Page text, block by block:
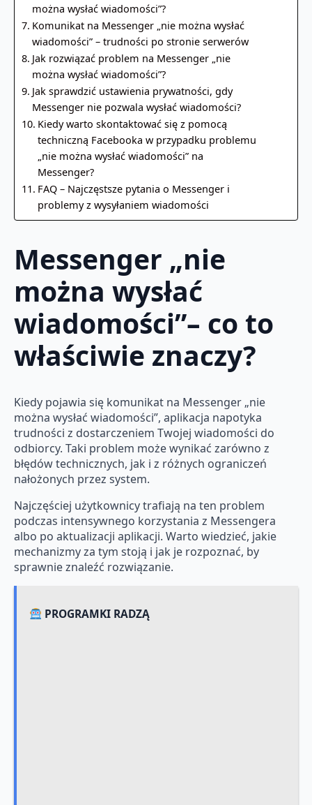
można wysłać wiadomości”?
Komunikat na Messenger „nie można wysłać
wiadomości” – trudności po stronie serwerów
Jak rozwiązać problem na Messenger „nie
można wysłać wiadomości”?
Jak sprawdzić ustawienia prywatności, gdy
Messenger nie pozwala wysłać wiadomości?
Kiedy warto skontaktować się z pomocą
techniczną Facebooka w przypadku problemu
„nie można wysłać wiadomości” na
Messenger?
FAQ – Najczęstsze pytania o Messenger i
problemy z wysyłaniem wiadomości
Messenger „nie
można wysłać
wiadomości”– co to
właściwie znaczy?
Kiedy pojawia się komunikat na Messenger „nie
można wysłać wiadomości”, aplikacja napotyka
trudności z dostarczeniem Twojej wiadomości do
odbiorcy. Taki problem może wynikać zarówno z
błędów technicznych, jak i z różnych ograniczeń
nałożonych przez system.
Najczęściej użytkownicy trafiają na ten problem
podczas intensywnego korzystania z Messengera
albo po aktualizacji aplikacji. Warto wiedzieć, jakie
mechanizmy za tym stoją i jak je rozpoznać, by
sprawnie znaleźć rozwiązanie.
PROGRAMKI RADZĄ